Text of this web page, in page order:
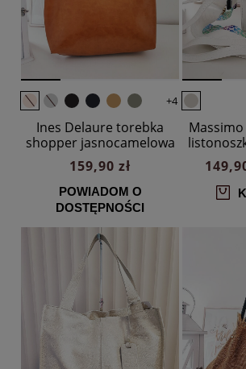
+4
Ines Delaure torebka
shopper jasnocamelowa
159,90 zł
POWIADOM O
DOSTĘPNOŚCI
biała